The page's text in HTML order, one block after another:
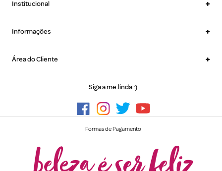
Institucional +
Informações +
Área do Cliente +
Siga a me.linda :)
Formas de Pagamento